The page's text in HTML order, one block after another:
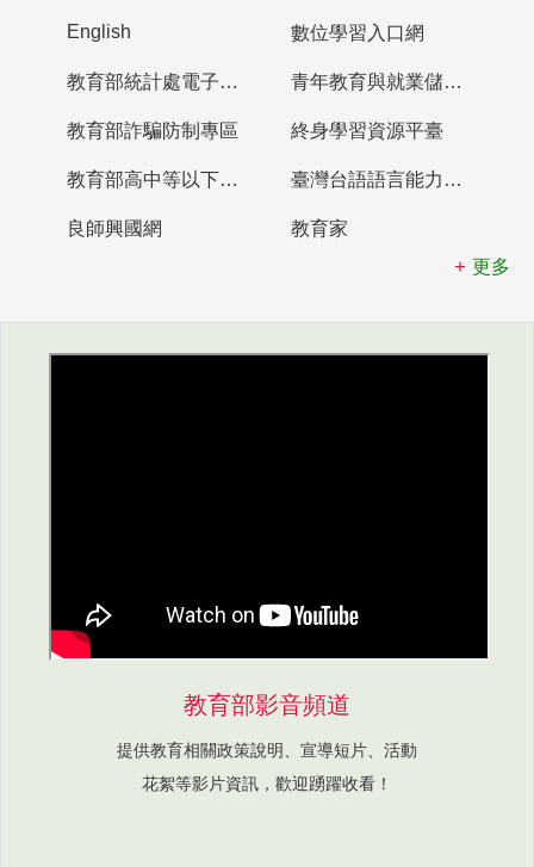
English 數位學習入口網
教育部統計處電子書櫃 青年教育與就業儲蓄帳戶
教育部詐騙防制專區 終身學習資源平臺
教育部高中等以下學校及幼兒園教師資格檢定考試 臺灣台語語言能力認證網站
良師興國網
教育家
更多
教育部影音頻道
提供教育相關政策說明、宣導短片、活動
花絮等影片資訊，歡迎踴躍收看！